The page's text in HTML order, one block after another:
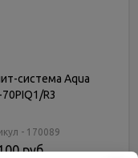
система Aqua
R3
- 170089
руб.